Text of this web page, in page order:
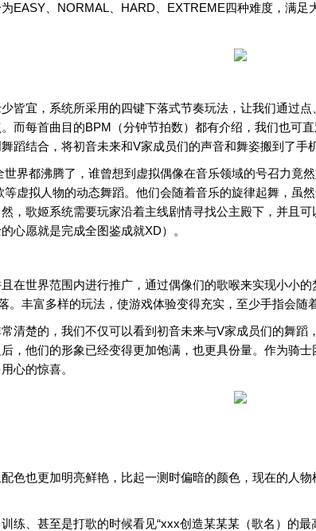
EASY、NORMAL、HARD、EXTREME四种难度，满
皆宜，系统所采用的四键下落式节奏玩法，让我们通
而每首曲目的BPM（分钟节拍数）都有介绍，我们也可
蹈结合，将初音未来和V家成员们的声音和舞姿搬到了手机
界都沸腾了，谁曾想到虚拟偶像在音乐领域的号召力
虚拟人物的动态舞蹈。他们会随着音乐的旋律起舞，
，歌姬系统需要玩家沿着主线剧情寻找公主殿下，并且
心愿就是完成全图鉴成就XD）。
在世界范围内进行推广，通过偶像们的歌喉来实现小小
丰富多样的玩法，使游戏体验变得充实，至少手指会随
清楚的，我们不仅可以看到初音未来与V家成员们的舞
，他们的形象已经变得更加饱满，也更具份量。作为骑
心的惊喜。
色也更加明亮鲜艳，比起一测时偏暗的颜色，现在的人
练、甚至是打歌的时候看见“xxx创造某某某（歌名）的